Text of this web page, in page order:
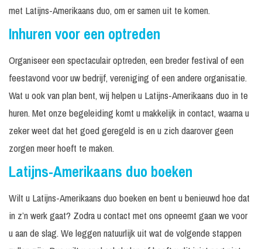
met Latijns-Amerikaans duo, om er samen uit te komen.
Inhuren voor een optreden
Organiseer een spectaculair optreden, een breder festival of een
feestavond voor uw bedrijf, vereniging of een andere organisatie.
Wat u ook van plan bent, wij helpen u Latijns-Amerikaans duo in te
huren. Met onze begeleiding komt u makkelijk in contact, waarna u
zeker weet dat het goed geregeld is en u zich daarover geen
zorgen meer hoeft te maken.
Latijns-Amerikaans duo boeken
Wilt u Latijns-Amerikaans duo boeken en bent u benieuwd hoe dat
in z’n werk gaat? Zodra u contact met ons opneemt gaan we voor
u aan de slag. We leggen natuurlijk uit wat de volgende stappen